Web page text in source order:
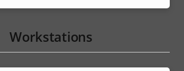
Workstations